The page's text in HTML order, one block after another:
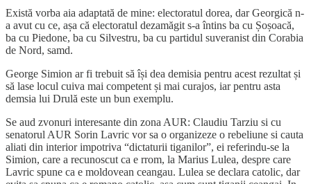
Există vorba aia adaptată de mine: electoratul dorea, dar Georgică n-
a avut cu ce, așa că electoratul dezamăgit s-a întins ba cu Șoșoacă,
ba cu Piedone, ba cu Silvestru, ba cu partidul suveranist din Corabia
de Nord, samd.
George Simion ar fi trebuit să își dea demisia pentru acest rezultat și
să lase locul cuiva mai competent și mai curajos, iar pentru asta
demsia lui Drulă este un bun exemplu.
Se aud zvonuri interesante din zona AUR: Claudiu Tarziu si cu
senatorul AUR Sorin Lavric vor sa o organizeze o rebeliune si cauta
aliati din interior impotriva “dictaturii tiganilor”, ei referindu-se la
Simion, care a recunoscut ca e rrom, la Marius Lulea, despre care
Lavric spune ca e moldovean ceangau. Lulea se declara catolic, dar